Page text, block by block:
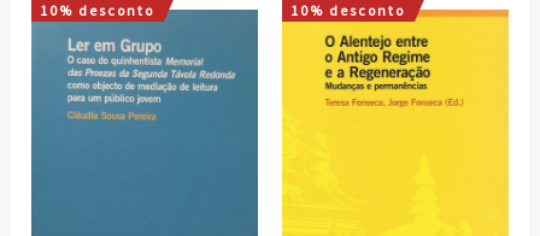
10% desconto
O
preço
original
era:
7,50 €.
O
preço
atual
é:
6,75 €.
10% desconto
O
preço
original
era:
15,00 €.
O
preço
atual
é:
13,50 €.